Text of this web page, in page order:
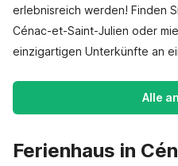
erlebnisreich werden! Finden
Cénac-et-Saint-Julien oder
einzigartigen Unterkünfte an
Alle
Ferienhaus in